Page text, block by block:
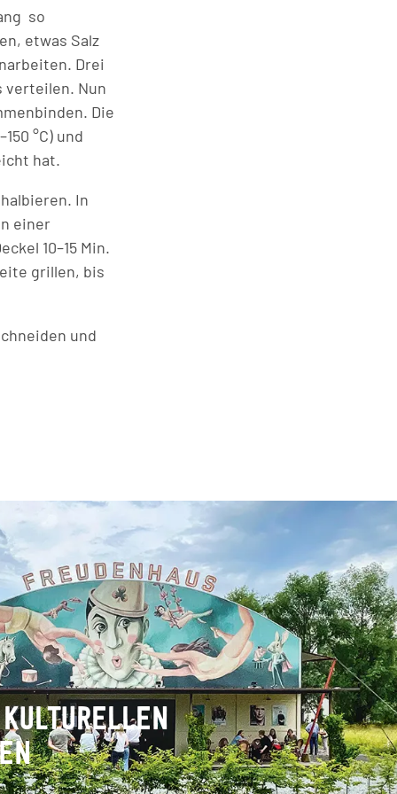
so
etwas Salz
Drei
verteilen. Nun
Die
°C) und
hat.
In
einer
10–15 Min.
grillen, bis
und